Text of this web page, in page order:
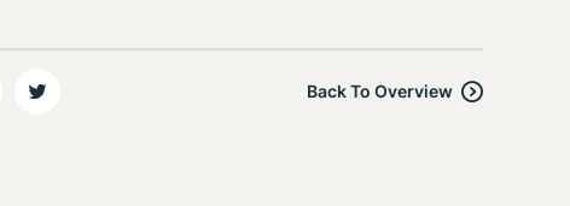
Back To Overview